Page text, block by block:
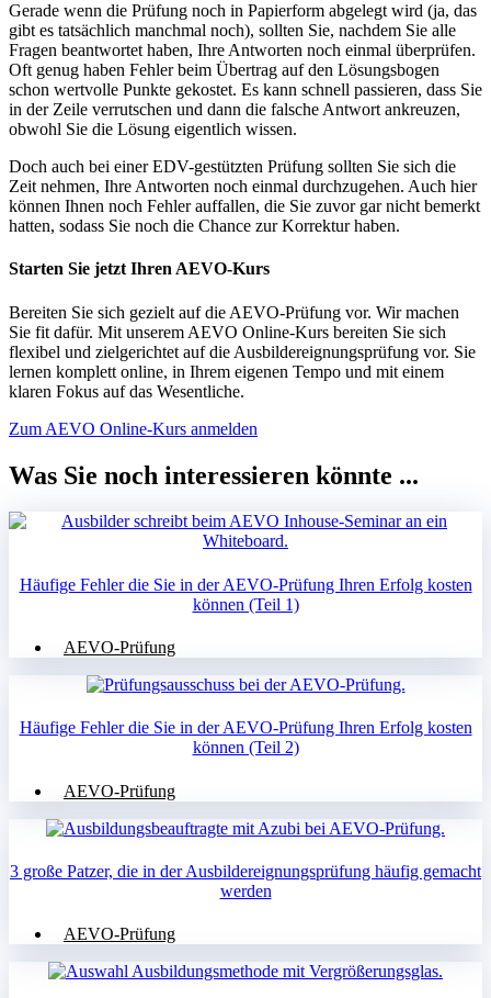
Gerade wenn die Prüfung noch in Papierform abgelegt wird (ja, das
gibt es tatsächlich manchmal noch), sollten Sie, nachdem Sie alle
Fragen beantwortet haben, Ihre Antworten noch einmal überprüfen.
Oft genug haben Fehler beim Übertrag auf den Lösungsbogen
schon wertvolle Punkte gekostet. Es kann schnell passieren, dass Sie
in der Zeile verrutschen und dann die falsche Antwort ankreuzen,
obwohl Sie die Lösung eigentlich wissen.
Doch auch bei einer EDV-gestützten Prüfung sollten Sie sich die
Zeit nehmen, Ihre Antworten noch einmal durchzugehen. Auch hier
können Ihnen noch Fehler auffallen, die Sie zuvor gar nicht bemerkt
hatten, sodass Sie noch die Chance zur Korrektur haben.
Starten Sie jetzt Ihren AEVO-Kurs
Bereiten Sie sich gezielt auf die AEVO-Prüfung vor. Wir machen
Sie fit dafür. Mit unserem AEVO Online-Kurs bereiten Sie sich
flexibel und zielgerichtet auf die Ausbildereignungsprüfung vor. Sie
lernen komplett online, in Ihrem eigenen Tempo und mit einem
klaren Fokus auf das Wesentliche.
Zum AEVO Online-Kurs anmelden
Was Sie noch interessieren könnte ...
Häufige Fehler die Sie in der AEVO-Prüfung Ihren Erfolg kosten
können (Teil 1)
AEVO-Prüfung
Häufige Fehler die Sie in der AEVO-Prüfung Ihren Erfolg kosten
können (Teil 2)
AEVO-Prüfung
3 große Patzer, die in der Ausbildereignungsprüfung häufig gemacht
werden
AEVO-Prüfung